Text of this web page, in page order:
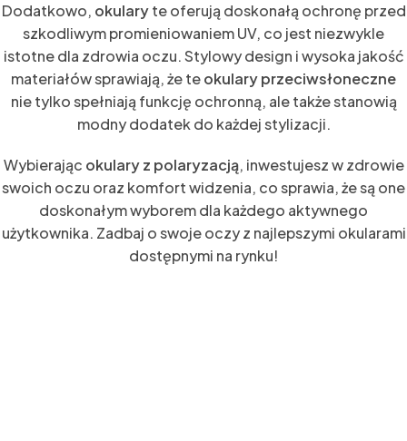
Dodatkowo, okularyte oferują doskonałą ochronę przed
szkodliwym promieniowaniem UV, co jest niezwykle
istotne dla zdrowia oczu. Stylowy design i wysoka jakość
materiałów sprawiają, że teokulary przeciwsłoneczne
nie tylko spełniają funkcję ochronną, ale także stanowią
modny dodatek do każdej stylizacji.
Wybierając okulary z polaryzacją, inwestujesz w zdrowie
swoich oczu oraz komfort widzenia, co sprawia, że są one
doskonałym wyborem dla każdego aktywnego
użytkownika. Zadbaj o swoje oczy z najlepszymi okularami
dostępnymi na rynku!